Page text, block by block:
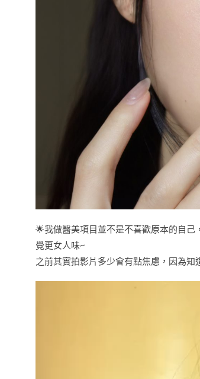
🌟我做醫美項目並不是不喜歡原本的自己
覺更女人味~
之前其實拍影片多少會有點焦慮，因為知